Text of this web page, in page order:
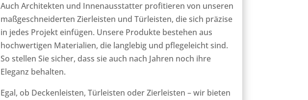
Auch Architekten und Innenausstatter profitieren von unseren
maßgeschneiderten Zierleisten und Türleisten, die sich präzise
in jedes Projekt einfügen. Unsere Produkte bestehen aus
hochwertigen Materialien, die langlebig und pflegeleicht sind.
So stellen Sie sicher, dass sie auch nach Jahren noch ihre
Eleganz behalten.
Egal, ob Deckenleisten, Türleisten oderZierleisten – wir bieten